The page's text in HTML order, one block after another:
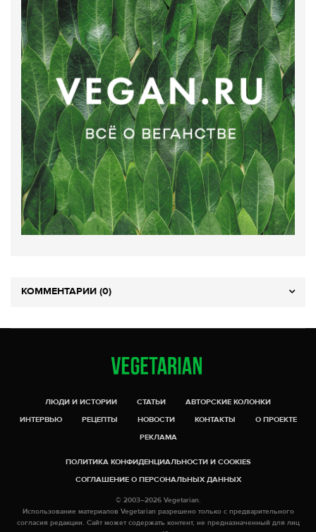
КОММЕНТАРИИ (0)
ЛЮДИ И ИСТОРИИ СТАТЬИ
АВТОРСКИЕ КОЛОНКИ
ИНТЕРВЬЮ
РЕЦЕПТЫ НОВОСТИ КОНТАКТЫ
О ПРОЕКТЕ
РЕКЛАМА
ПОЛИТИКА КОНФИДЕНЦИАЛЬНОСТИ И COOKIES
СОГЛАШЕНИЕ О ПЕРСОНАЛЬНЫХ ДАННЫХ
© 2003–2026 Vegetarian.
Использование материалов Vegetarian разрешено только с предварительного
согласия редакции. Сайт может содержать контент, не предназначенный для лиц